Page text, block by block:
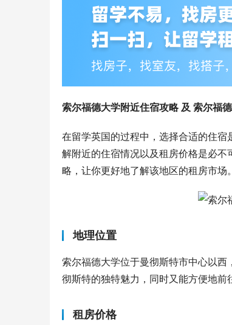
索尔福德大学附近住宿攻略 及 索尔福
在留学英国的过程中，选择合适的住
解附近的住宿情况以及租房价格是必
略，让你更好地了解该地区的租房市场。
地理位置
索尔福德大学位于曼彻斯特市中心以
彻斯特的独特魅力，同时又能方便地前
租房价格